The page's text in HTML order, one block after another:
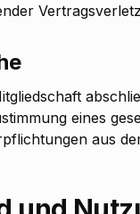
eines
aus